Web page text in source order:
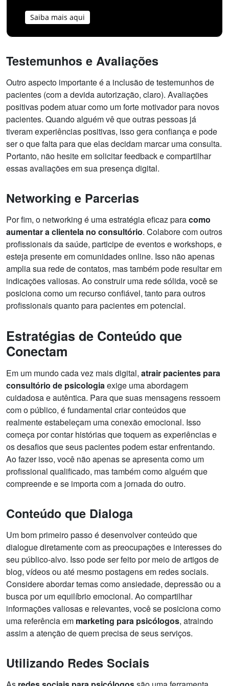
Saiba mais aqui
Testemunhos e Avaliações
Outro aspecto importante é a inclusão de testemunhos de
pacientes (com a devida autorização, claro). Avaliações
positivas podem atuar como um forte motivador para novos
pacientes. Quando alguém vê que outras pessoas já
tiveram experiências positivas, isso gera confiança e pode
ser o que falta para que elas decidam marcar uma consulta.
Portanto, não hesite em solicitar feedback e compartilhar
essas avaliações em sua presença digital.
Networking e Parcerias
Por fim, o networking é uma estratégia eficaz paracomo
aumentar a clientela no consultório. Colabore com outros
profissionais da saúde, participe de eventos e workshops, e
esteja presente em comunidades online. Isso não apenas
amplia sua rede de contatos, mas também pode resultar em
indicações valiosas. Ao construir uma rede sólida, você se
posiciona como um recurso confiável, tanto para outros
profissionais quanto para pacientes em potencial.
Estratégias de Conteúdo que
Conectam
Em um mundo cada vez mais digital, atrair pacientes para
consultório de psicologiaexige uma abordagem
cuidadosa e autêntica. Para que suas mensagens ressoem
com o público, é fundamental criar conteúdos que
realmente estabeleçam uma conexão emocional. Isso
começa por contar histórias que toquem as experiências e
os desafios que seus pacientes podem estar enfrentando.
Ao fazer isso, você não apenas se apresenta como um
profissional qualificado, mas também como alguém que
compreende e se importa com a jornada do outro.
Conteúdo que Dialoga
Um bom primeiro passo é desenvolver conteúdo que
dialogue diretamente com as preocupações e interesses do
seu público-alvo. Isso pode ser feito por meio de artigos de
blog, vídeos ou até mesmo postagens em redes sociais.
Considere abordar temas como ansiedade, depressão ou a
busca por um equilíbrio emocional. Ao compartilhar
informações valiosas e relevantes, você se posiciona como
uma referência em marketing para psicólogos, atraindo
assim a atenção de quem precisa de seus serviços.
Utilizando Redes Sociais